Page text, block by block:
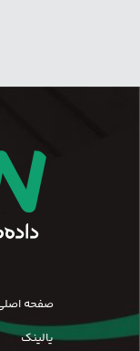
صفحه
یالینک